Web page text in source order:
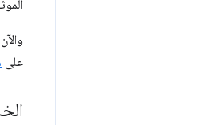
على